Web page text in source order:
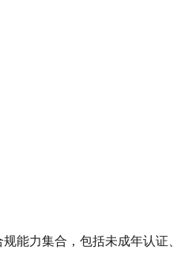
能力集合，包括未成年认证、